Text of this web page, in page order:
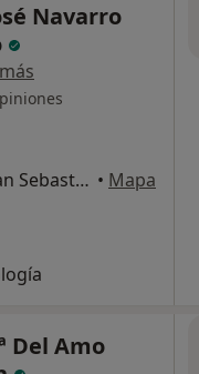
Navarro
URBIETA, 58 BAJO, Donostia-San Sebastian • Mapa
Del Amo